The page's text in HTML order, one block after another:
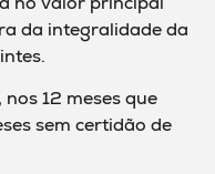
da integralidade da
12 meses que
sem certidão de